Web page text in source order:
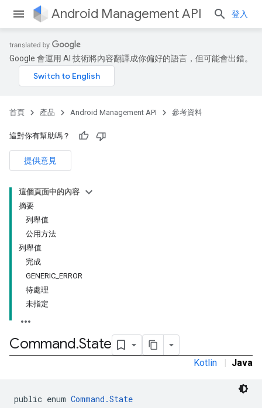
Android Management API 登入
Google 會運用 AI 技術將內容翻譯成你偏好的語言，但可能會出錯。
首頁 產品 Android Management API 參考資料
這對你有幫助嗎？
提供意見
這個頁面中的內容
摘要
列舉值
公用方法
列舉值
完成
GENERIC_ERROR
待處理
未指定
Command.State
Kotlin | Java
public enum Command.State